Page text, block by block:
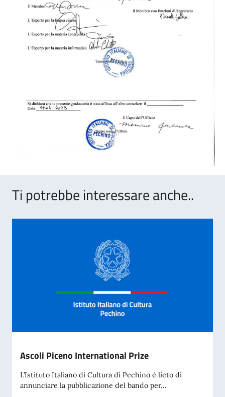
Ti potrebbe interessare anche..
Ascoli Piceno International Prize
L’Istituto Italiano di Cultura di Pechino è lieto di
annunciare la pubblicazione del bando per...